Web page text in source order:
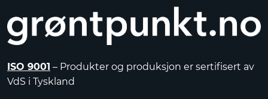
ISO 9001 – Produkter og produksjon er sertifisert av
VdS i Tyskland